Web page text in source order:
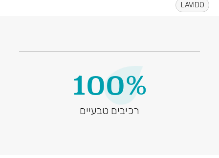
LAVIDO
100%
רכיבים טבעיים